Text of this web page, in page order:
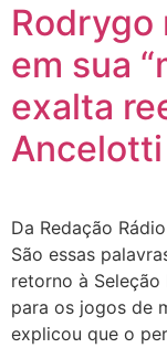
Rodrygo
em sua
exalta
Ancelotti
Da Redação
São essas
retorno à Seleção
para os jogos de
explicou que o